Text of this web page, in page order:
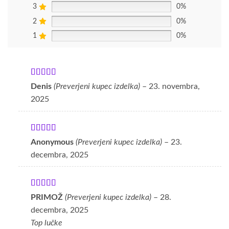
3 0%
2 0%
1 0%
Ocenjeno5
Denis (Preverjeni kupec izdelka) – 23. novembra,
2025
Ocenjeno5
Anonymous (Preverjeni kupec izdelka) – 23.
decembra, 2025
Ocenjeno 5
PRIMOŽ (Preverjeni kupec izdelka) – 28.
decembra, 2025
Top lučke